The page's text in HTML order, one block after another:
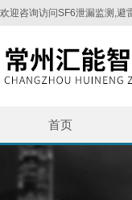
欢迎咨询访问SF6泄漏监测,避
首页